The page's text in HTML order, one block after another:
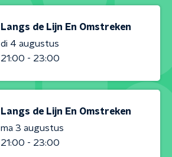
Langs de Lijn En Omstreken
di 4 augustus
21:00 - 23:00
Langs de Lijn En Omstreken
ma 3 augustus
21:00 - 23:00